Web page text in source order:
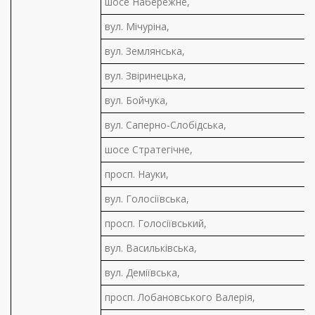
вул. Мічуріна,
вул. Землянська,
вул. Звіринецька,
вул. Бойчука,
вул. Саперно-Слобідська,
шосе Стратегічне,
просп. Науки,
вул. Голосіївська,
просп. Голосіївський,
вул. Васильківська,
вул. Деміївська,
просп. Лобановського Валерія,